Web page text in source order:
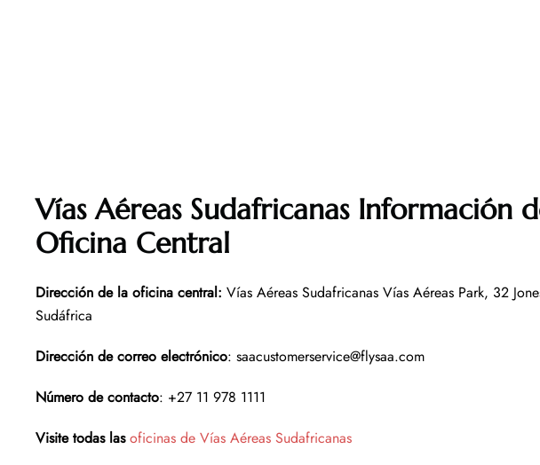
Vías Aéreas Sudafricanas Información
Oficina Central
Dirección de la oficina central: Vías Aéreas Sudafricanas Vías Aéreas Park, 32
Sudáfrica
Dirección de correo electrónico: saacustomerservice@flysaa.com
Número de contacto: +27 11 978 1111
Visite todas las oficinas de Vías Aéreas Sudafricanas